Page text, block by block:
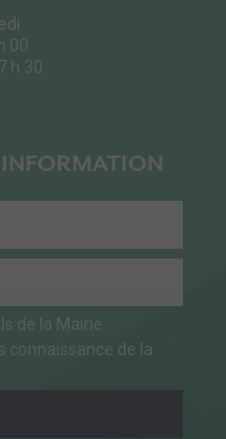
00
h 30
de la Mairie
connaissance de la